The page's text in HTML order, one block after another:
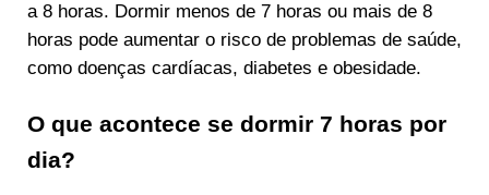
a 8 horas. Dormir menos de 7 horas ou mais de 8
horas pode aumentar o risco de problemas de saúde,
como doenças cardíacas, diabetes e obesidade.
O que acontece se dormir 7 horas por
dia?